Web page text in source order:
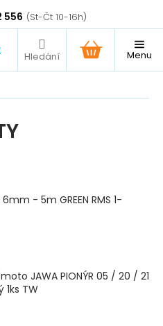
556
NÁKUPNÍ
KOŠÍK
- 5m GREEN RMS 1-
JAWA PIONÝR 05 / 20 / 21
1ks TW